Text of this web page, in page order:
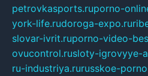
petrovkasports.ruporno-
york-life.rudoroga-expo.ru
slovar-ivrit.ruporno-video-
ovucontrol.rusloty-igrovyye-
ru-industriya.rurusskoe-